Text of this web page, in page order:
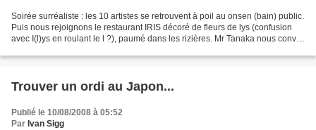
Soirée surréaliste : les 10 artistes se retrouvent à poil au onsen (bain) public.
Puis nous rejoignons le restaurant IRIS décoré de fleurs de lys (confusion
avec I(l)ys en roulant le l ?), paumé dans les rizières. Mr Tanaka nous convie
Trouver un ordi au Japon...
Publié le 10/08/2008 à 05:52
Par Ivan Sigg